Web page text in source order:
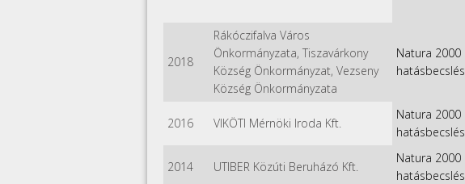
2018
Rákóczifalva Város
Önkormányzata, Tiszavárkony
Község Önkormányzat, Vezseny
Község Önkormányzata
Natura 2000
hatásbecslés
2016 VIKÖTI Mérnöki Iroda Kft.
Natura 2000
hatásbecslés
2014 UTIBER Közúti Beruházó Kft.
Natura 2000
hatásbecslés